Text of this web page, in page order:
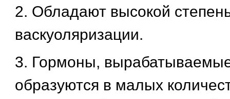
2. Обладают высокой
васкуоляризации.
3. Гормоны, вырабатываемые
образуются в малых